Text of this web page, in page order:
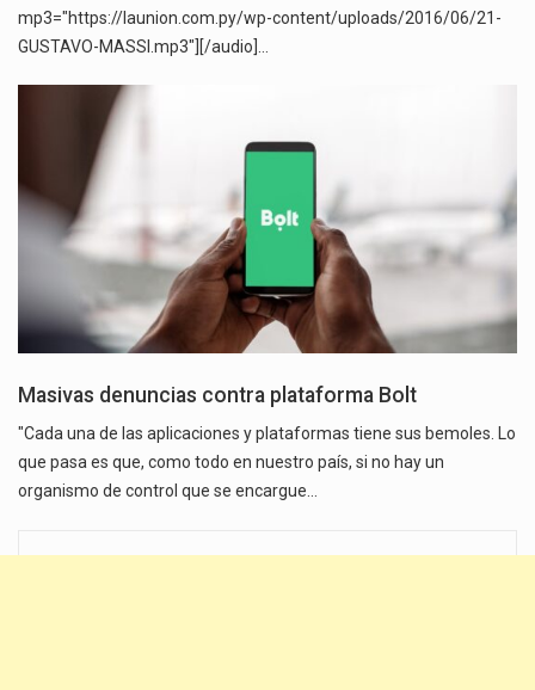
mp3="https://launion.com.py/wp-content/uploads/2016/06/21-
GUSTAVO-MASSI.mp3"][/audio]…
Masivas denuncias contra plataforma Bolt
"Cada una de las aplicaciones y plataformas tiene sus bemoles. Lo
que pasa es que, como todo en nuestro país, si no hay un
organismo de control que se encargue…